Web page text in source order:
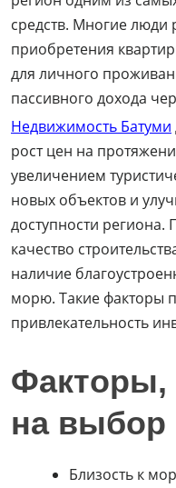
средств. Многие люди
приобретения
для личного
пассивного дохода
Недвижимость Батуми
рост цен на
увеличением
новых объектов и
доступности региона.
качество
наличие
морю. Такие факторы
привлекательность
на выбор
Близость к